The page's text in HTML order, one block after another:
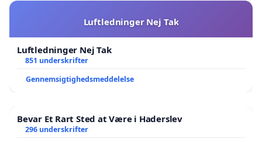
Luftledninger Nej Tak
Luftledninger Nej Tak
851 underskrifter
Gennemsigtighedsmeddelelse
Bevar Et Rart Sted at Være i Haderslev
296 underskrifter